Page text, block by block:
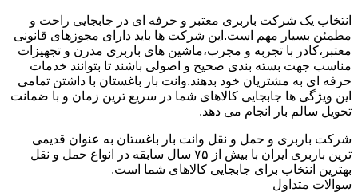
انتخاب یک شرکت باربری معتبر و حرفه ای در جابجایی راحت و
مطمئن بسیار مهم است.این شرکت ها باید دارای مجوزهای قانونی
معتبر،کادر با تجربه و مجرب،ماشین های باربری مدرن و تجهیزات
مناسب جهت بسته بندی صحیح و اصولی باشند تا بتوانند خدمات
حرفه ای به مشتریان خود بدهند.وانت بار باغستان با داشتن تمامی
این ویژگی ها جابجایی کالاهای شما در سریع ترین زمان و با ضمانت
تحویل سالم بار انجام می دهد.
شرکت باربری و حمل و نقل وانت بار باغستان به عنوان قدیمی
ترین باربری ایران با بیش از ۷۵ سال سابقه در انواع حمل و نقل
بهترین انتخاب برای جابجایی کالاهای شما است.
سوالات متداول